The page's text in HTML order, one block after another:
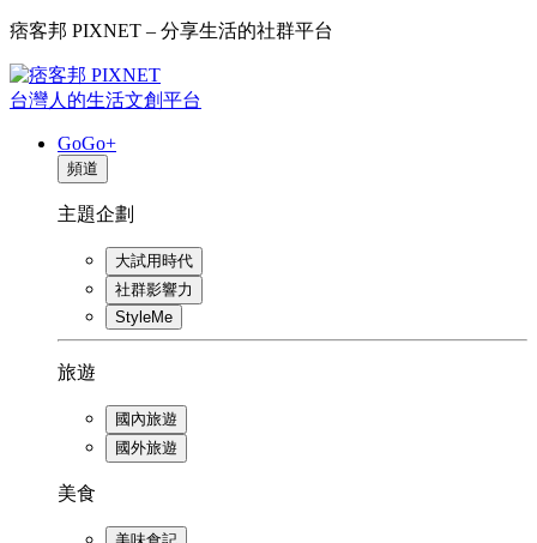
痞客邦 PIXNET – 分享生活的社群平台
台灣人的生活文創平台
GoGo+
頻道
主題企劃
大試用時代
社群影響力
StyleMe
旅遊
國內旅遊
國外旅遊
美食